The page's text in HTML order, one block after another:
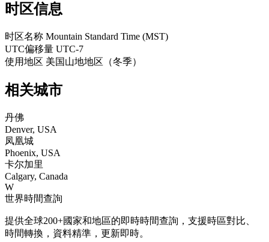
时区信息
时区名称 Mountain Standard Time (MST)
UTC偏移量 UTC-7
使用地区 美国山地地区（冬季）
相关城市
丹佛
Denver, USA
凤凰城
Phoenix, USA
卡尔加里
Calgary, Canada
W
世界時間查詢
提供全球200+國家和地區的即時時間查詢，支援時區對比、
時間轉換，資料精準，更新即時。